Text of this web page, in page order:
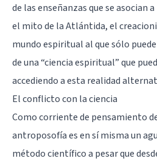
de las enseñanzas que se asocian
el mito de la Atlántida, el
mundo espiritual al que sólo
de una “ciencia espiritual” que
accediendo a esta realidad
El conflicto con la ciencia
Como corriente de pensamiento
antroposofía es en sí misma un
método científico a pesar que